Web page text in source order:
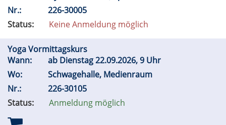
Nr.:
226-30005
Status:
Keine Anmeldung möglich
Yoga Vormittagskurs
Wann:
ab Dienstag 22.09.2026, 9 Uhr
Wo:
Schwagehalle, Medienraum
Nr.:
226-30105
Status:
Anmeldung möglich